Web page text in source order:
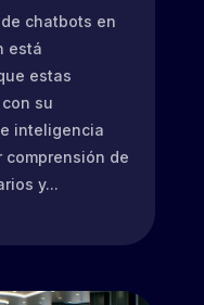
chatbots en
está
estas
su
inteligencia
de
y...